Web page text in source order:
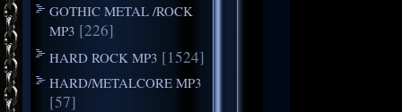
GOTHIC METAL /ROCK
MP3 [226]
HARD ROCK MP3 [1524]
HARD/METALCORE MP3
[57]